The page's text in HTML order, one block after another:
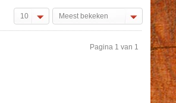
10 Meest bekeken
Pagina 1 van 1